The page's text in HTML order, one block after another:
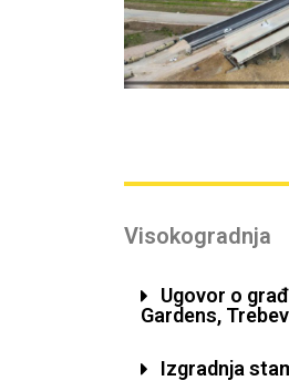
Visokogradnja
Ugovor o
Gardens,
Izgradnja